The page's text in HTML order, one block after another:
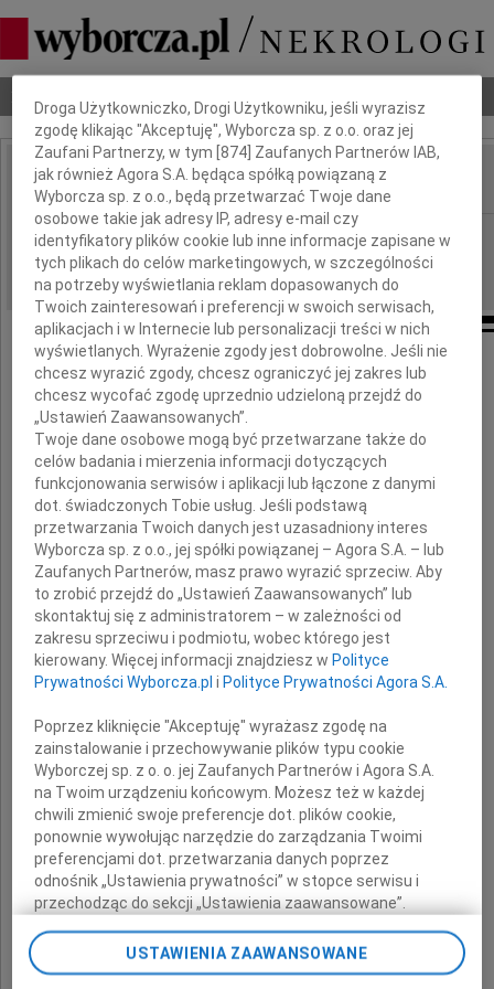
Nekrologi Odeszli Poradnik pogrzebowy
IMIĘ I NAZWISKO:
REGION: Rzeszów
DATA EMISJI: 03.02.2012
Łącząc się w bólu
z Panią
Anetą Zubą
z powodu śmierci
Ojca
wyrazy szczerego współczucia
składają
Prezydent oraz pracownicy
Urzędu Miasta Rzeszowa
Dbamy o Twoją prywatność
Droga Użytkowniczko, Drogi Użytkowniku, jeśli wyrazisz
zgodę klikając "Akceptuję", Wyborcza sp. z o.o. oraz jej
Zaufani Partnerzy, w tym [874 ] Zaufanych Partnerów IAB,
jak również Agora S.A. będąca spółką powiązaną z
Wyborcza sp. z o.o., będą przetwarzać Twoje dane
osobowe takie jak adresy IP, adresy e-mail czy
identyfikatory plików cookie lub inne informacje zapisane w
tych plikach do celów marketingowych, w szczególności
na potrzeby wyświetlania reklam dopasowanych do
Twoich zainteresowań i preferencji w swoich serwisach,
aplikacjach i w Internecie lub personalizacji treści w nich
wyświetlanych. Wyrażenie zgody jest dobrowolne. Jeśli nie
chcesz wyrazić zgody, chcesz ograniczyć jej zakres lub
chcesz wycofać zgodę uprzednio udzieloną przejdź do
„Ustawień Zaawansowanych”.
Twoje dane osobowe mogą być przetwarzane także do
celów badania i mierzenia informacji dotyczących
funkcjonowania serwisów i aplikacji lub łączone z danymi
dot. świadczonych Tobie usług. Jeśli podstawą
przetwarzania Twoich danych jest uzasadniony interes
Wyborcza sp. z o.o., jej spółki powiązanej – Agora S.A. – lub
Zaufanych Partnerów, masz prawo wyrazić sprzeciw. Aby
to zrobić przejdź do „Ustawień Zaawansowanych” lub
skontaktuj się z administratorem – w zależności od
zakresu sprzeciwu i podmiotu, wobec którego jest
kierowany. Więcej informacji znajdziesz w Polityce
Prywatności Wyborcza.pl i Polityce Prywatności Agora S.A.
Poprzez kliknięcie "Akceptuję" wyrażasz zgodę na
zainstalowanie i przechowywanie plików typu cookie
Wyborczej sp. z o. o. jej Zaufanych Partnerów i Agora S.A.
na Twoim urządzeniu końcowym. Możesz też w każdej
chwili zmienić swoje preferencje dot. plików cookie,
ponownie wywołując narzędzie do zarządzania Twoimi
preferencjami dot. przetwarzania danych poprzez
odnośnik „Ustawienia prywatności” w stopce serwisu i
przechodząc do sekcji „Ustawienia zaawansowane”.
Zmiana ustawień plików cookie możliwa jest także za
pomocą ustawień przeglądarki.
USTAWIENIA ZAAWANSOWANE